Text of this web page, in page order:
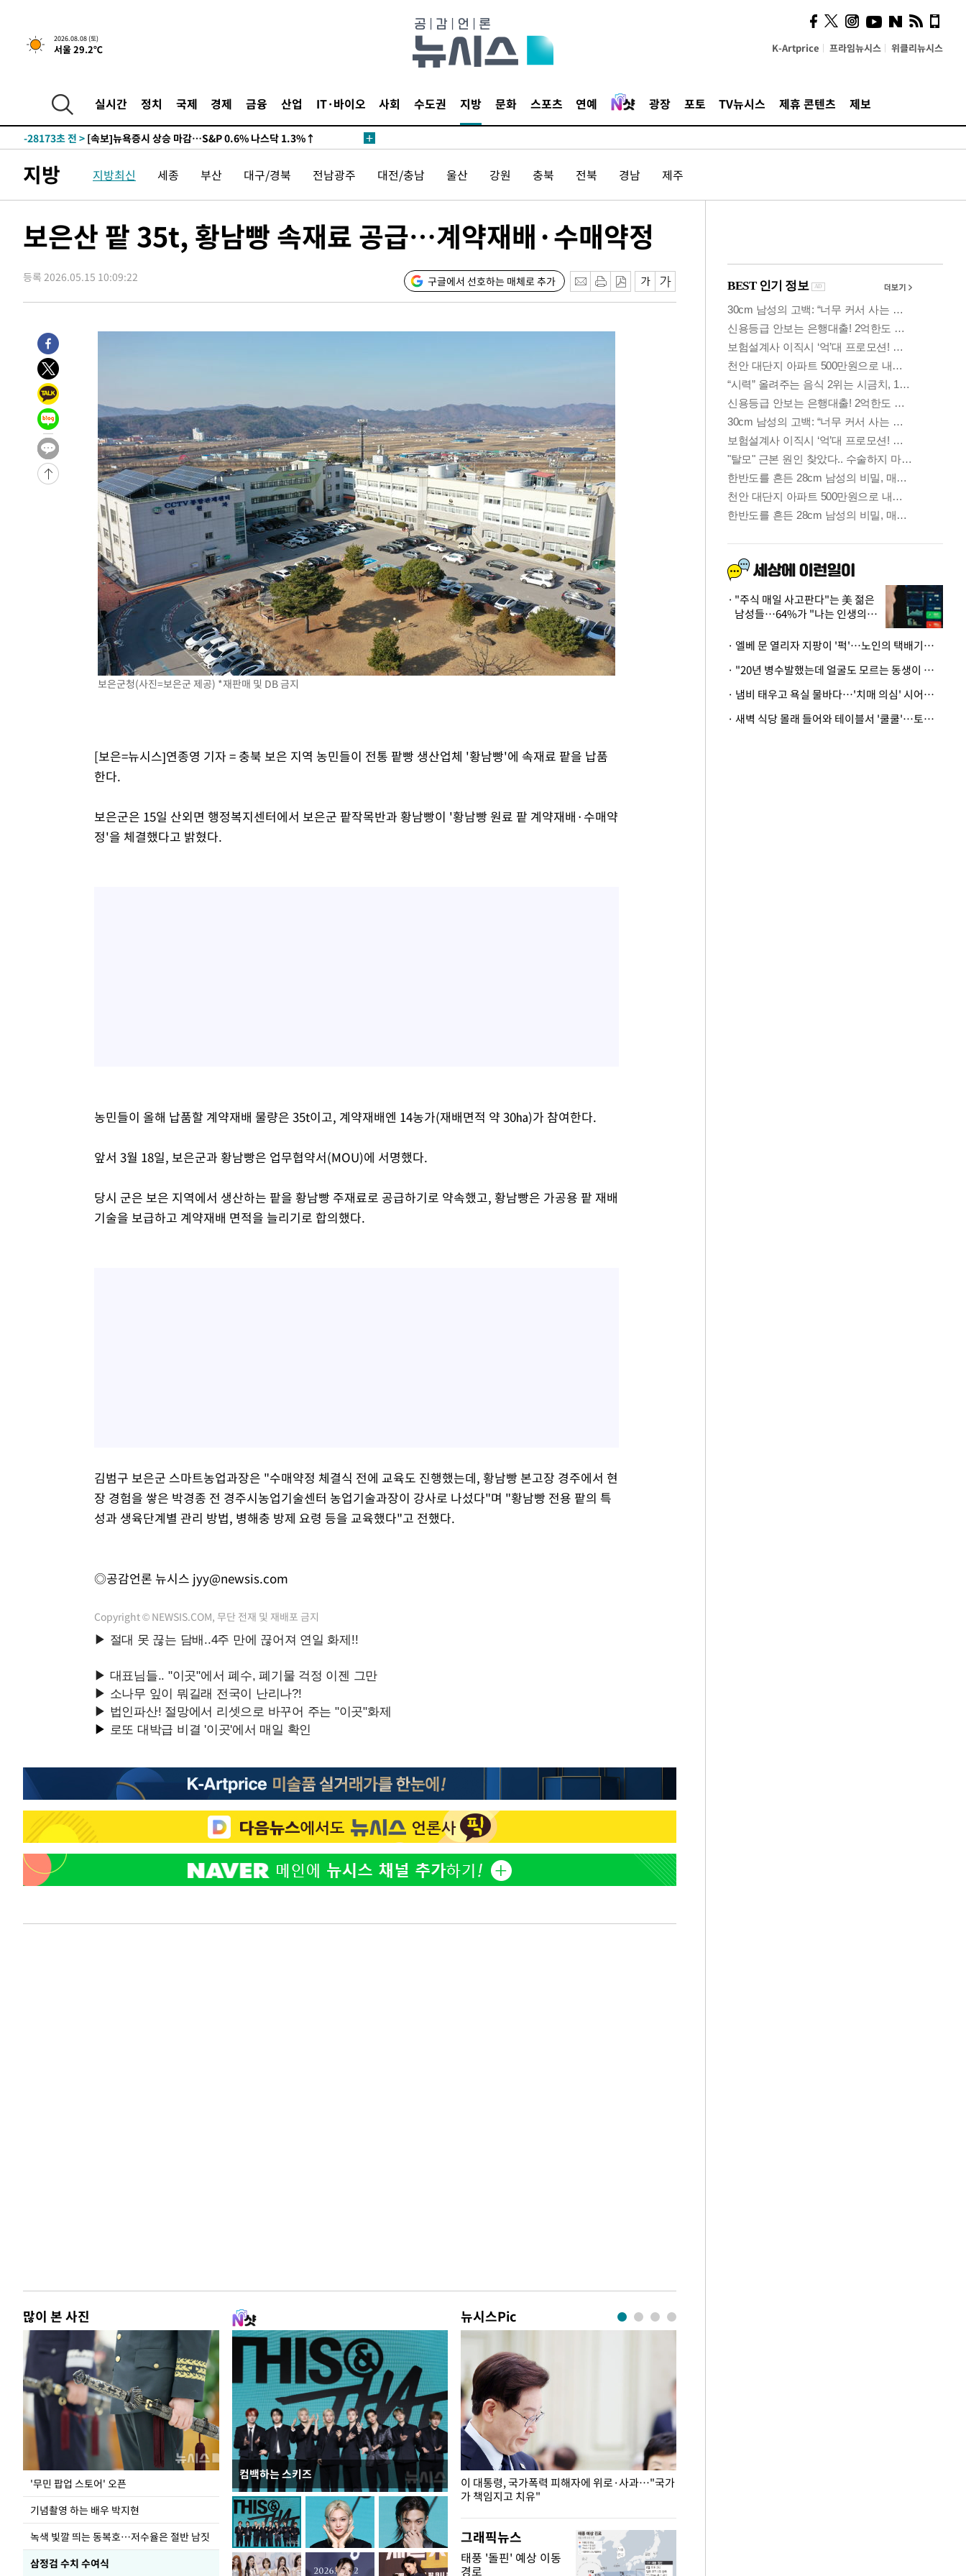
2026.08.08 (토)
서울 29.2℃ K-Artprice 프라임뉴시스 위클리뉴시스
실시간 정치 국제 경제 금융 산업 IT·바이오 사회 수도권 지방 문화 스포츠 연예 광장 포토 TV뉴시스 제휴 콘텐츠 제보
-28173초 전 > [속보]뉴욕증시 상승 마감…S&P 0.6% 나스닥 1.3%↑
지방 지방최신 세종 부산 대구/경북 전남광주 대전/충남 울산 강원 충북 전북 경남 제주
보은산 팥 35t, 황남빵 속재료 공급…계약재배·수매약정
등록 2026.05.15 10:09:22 구글에서 선호하는 매체로 추가
보은군청(사진=보은군 제공) *재판매 및 DB 금지
[보은=뉴시스]연종영 기자 = 충북 보은 지역 농민들이 전통 팥빵 생산업체 '황남빵'에 속재료 팥을 납품
한다.
보은군은 15일 산외면 행정복지센터에서 보은군 팥작목반과 황남빵이 '황남빵 원료 팥 계약재배·수매약
정'을 체결했다고 밝혔다.
농민들이 올해 납품할 계약재배 물량은 35t이고, 계약재배엔 14농가(재배면적 약 30㏊)가 참여한다.
앞서 3월 18일, 보은군과 황남빵은 업무협약서(MOU)에 서명했다.
당시 군은 보은 지역에서 생산하는 팥을 황남빵 주재료로 공급하기로 약속했고, 황남빵은 가공용 팥 재배
기술을 보급하고 계약재배 면적을 늘리기로 합의했다.
김범구 보은군 스마트농업과장은 "수매약정 체결식 전에 교육도 진행했는데, 황남빵 본고장 경주에서 현
장 경험을 쌓은 박경종 전 경주시농업기술센터 농업기술과장이 강사로 나섰다"며 "황남빵 전용 팥의 특
성과 생육단계별 관리 방법, 병해충 방제 요령 등을 교육했다"고 전했다.
◎공감언론 뉴시스 jyy@newsis.com
Copyright © NEWSIS.COM, 무단 전재 및 재배포 금지
많이 본 사진
'무민 팝업 스토어' 오픈
기념촬영 하는 배우 박지현
녹색 빛깔 띄는 동복호…저수율은 절반 남짓
삼정검 수치 수여식
컴백하는 스키즈
뉴시스Pic
지석천 뒤덮은 개구리밥
이 대통령, 국가폭력 피해자에 위로·사과…"국가
가 책임지고 치유"
그래픽뉴스
태풍 '돌핀' 예상 이동
경로
시, 스마트폰 액세서리에
NFC 더했다
"주식 매일 사고판다"는 美 젊은
남성들…64%가 "나는 인생의
· 엘베 문 열리자 지팡이 '퍽'…노인의 택배기사 폭행 이유
· "20년 병수발했는데 얼굴도 모르는 동생이 유산 절반을"…배다른 형제 상속권 있을까
· 냄비 태우고 욕실 물바다…'치매 의심' 시어머니 검사 권유했다가 '날벼락'
· 새벽 식당 몰래 들어와 테이블서 '쿨쿨'…토사물 남기고 사라진 남성